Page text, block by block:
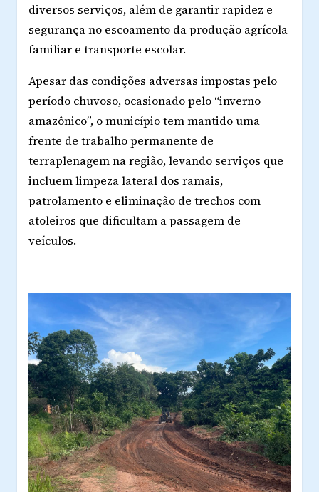
diversos serviços, além de garantir rapidez e
segurança no escoamento da produção agrícola
familiar e transporte escolar.
Apesar das condições adversas impostas pelo
período chuvoso, ocasionado pelo “inverno
amazônico”, o município tem mantido uma
frente de trabalho permanente de
terraplenagem na região, levando serviços que
incluem limpeza lateral dos ramais,
patrolamento e eliminação de trechos com
atoleiros que dificultam a passagem de
veículos.